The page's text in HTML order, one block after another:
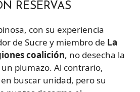
RESERVAS
con su experiencia
de Sucre y miembro de La
coalición, no desecha la
plumazo. Al contrario,
buscar unidad, pero su